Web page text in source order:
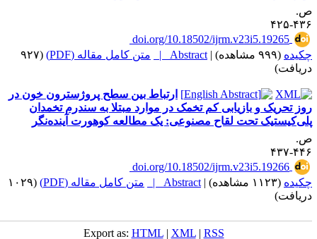
۴۲۵
‎ doi.org/10.18502/ijrm.v23i5.19265
(۹۹۹ مشاهده) |
Abstract | متن کامل مقاله (PDF)
(۹۲۷
ارتباط بین سطح پروژسترون خون در
تحریک و بازیابی کم تخمک در موارد مبتلا به سندرم تخمدان
تحت لقاح مصنوعی: یک مطالعه کوهورت آینده‌نگر
۴۳۷
‎ doi.org/10.18502/ijrm.v23i5.19266
(۱۱۲۳ مشاهده) |
Abstract | متن کامل مقاله (PDF)
(۱۰۲۹
Export as:HTML |XML|RSS